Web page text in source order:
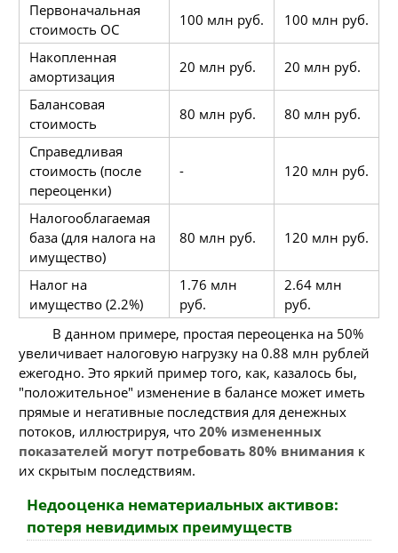
Первоначальная
стоимость ОС
100 млн руб. 100 млн руб.
Накопленная
амортизация
20 млн руб. 20 млн руб.
Балансовая
стоимость
80 млн руб. 80 млн руб.
Справедливая
стоимость (после
переоценки)
- 120 млн руб.
Налогооблагаемая
база (для налога на
имущество)
80 млн руб. 120 млн руб.
Налог на
имущество (2.2%)
1.76 млн
руб.
2.64 млн
руб.
В данном примере, простая переоценка на 50%
увеличивает налоговую нагрузку на 0.88 млн рублей
ежегодно. Это яркий пример того, как, казалось бы,
"положительное" изменение в балансе может иметь
прямые и негативные последствия для денежных
потоков, иллюстрируя, что 20% измененных
показателей могут потребовать 80% внимания к
их скрытым последствиям.
Недооценка нематериальных активов:
потеря невидимых преимуществ